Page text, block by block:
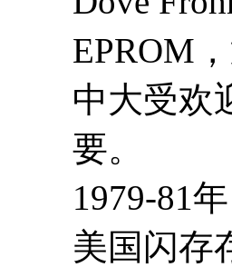
EPROM
中大受欢
要。
1979-81年
美国闪存